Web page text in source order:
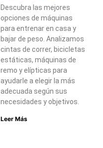
Descubra las mejores
opciones de máquinas
para entrenar en casa y
bajar de peso. Analizamos
cintas de correr, bicicletas
estáticas, máquinas de
remo y elípticas para
ayudarle a elegir la más
adecuada según sus
necesidades y objetivos.
Leer Más